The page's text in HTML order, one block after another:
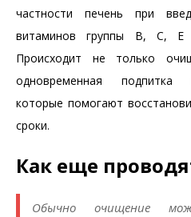
частности печень при
витаминов группы В, С, Е
Происходит не только
одновременная подпитка
которые помогают
сроки.
Как еще
Обычно очищение